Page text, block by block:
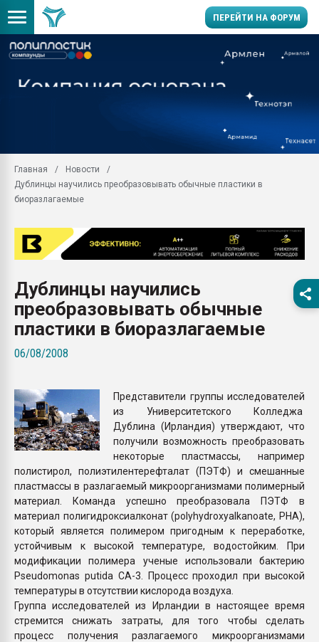
ПЕРЕЙТИ НА ФОРУМ
заводу пластмасс"
Вакуум-формовочные
28.07.2026
ситуацией на
Всё, что касается
Материал
вакуумного
Главная
Новости
Дублинцы научились преобразовывать обычные пластики в
биоразлагаемые
Дублинцы научились
преобразовывать обычные
пластики в биоразлагаемые
06/08/2008
Представители группы исследователей
из Университетского Колледжа
Дублина (Ирландия) утверждают, что
получили возможность преобразовать
некоторые пластмассы, например
полистирол, полиэтилентерефталат (ПЭТФ) и смешанные
пластмассы в разлагаемый микроорганизмами полимерный
материал. Команда успешно преобразовала ПЭТФ в
материал полигидроксиалконат (polyhydroxyalkanoate, PHA),
который является полимером пригодным к переработке,
устойчивым к высокой температуре, водостойким. При
модификации полимера ученые использовали бактерию
Pseudomonas putida CA-3. Процесс проходил при высокой
температуры в отсутствии кислорода воздуха.
Группа исследователей из Ирландии в настоящее время
стремится снижать затраты, для того чтобы сделать
процесс получения разлагаемого микроорганизмами